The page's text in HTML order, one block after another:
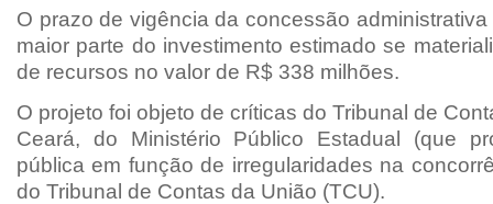
O prazo de vigência da concessão
maior parte do investimento estimado se
de recursos no valor de R$ 338 milhões.
O projeto foi objeto de críticas do Tribunal de
Ceará, do Ministério Público Estadual (que
pública em função de irregularidades na
do Tribunal de Contas da União (TCU).